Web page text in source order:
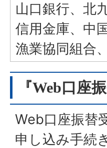
山口銀行、北
信用金庫、中
漁業協同組合
『Web口座
Web口座振替
申し込み手続